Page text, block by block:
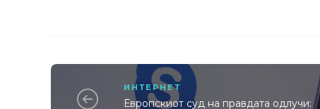
ИНТЕРНЕТ
Европскиот суд на правдата одлучи: